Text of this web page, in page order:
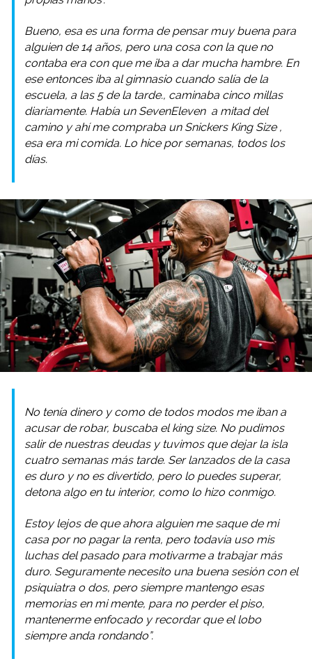
Bueno, esa es una forma de pensar muy buena para
alguien de 14 años, pero una cosa con la que no
contaba era con que me iba a dar mucha hambre. En
ese entonces iba al gimnasio cuando salía de la
escuela, a las 5 de la tarde., caminaba cinco millas
diariamente. Había un SevenEleven a mitad del
camino y ahí me compraba un Snickers King Size ,
esa era mi comida. Lo hice por semanas, todos los
días.
No tenía dinero y como de todos modos me iban a
acusar de robar, buscaba el king size. No pudimos
salir de nuestras deudas y tuvimos que dejar la isla
cuatro semanas más tarde. Ser lanzados de la casa
es duro y no es divertido, pero lo puedes superar,
detona algo en tu interior, como lo hizo conmigo.
Estoy lejos de que ahora alguien me saque de mi
casa por no pagar la renta, pero todavía uso mis
luchas del pasado para motivarme a trabajar más
duro. Seguramente necesito una buena sesión con el
psiquiatra o dos, pero siempre mantengo esas
memorias en mi mente, para no perder el piso,
mantenerme enfocado y recordar que el lobo
siempre anda rondando”.